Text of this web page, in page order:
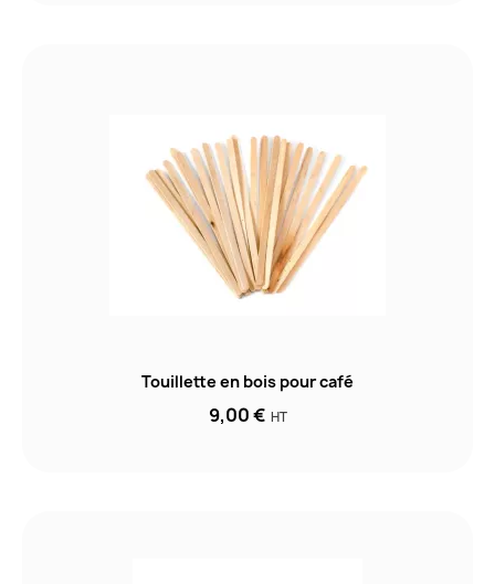
Touillette en bois pour café
9,00 € HT